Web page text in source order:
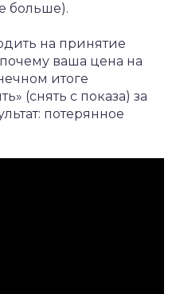
больше).
на принятие
ваша цена на
итоге
(снять с показа) за
потерянное